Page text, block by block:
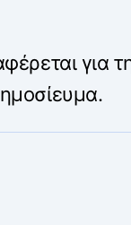
για